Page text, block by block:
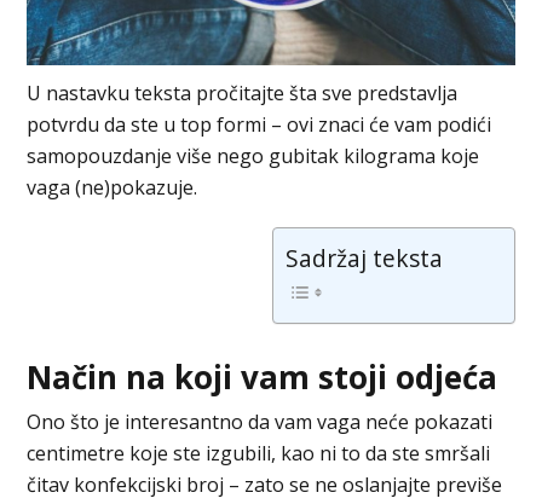
U nastavku teksta pročitajte šta sve predstavlja
potvrdu da ste u top formi – ovi znaci će vam podići
samopouzdanje više nego gubitak kilograma koje
vaga (ne)pokazuje.
Sadržaj teksta
Način na koji vam stoji odjeća
Ono što je interesantno da vam vaga neće pokazati
centimetre koje ste izgubili, kao ni to da ste smršali
čitav konfekcijski broj – zato se ne oslanjajte previše